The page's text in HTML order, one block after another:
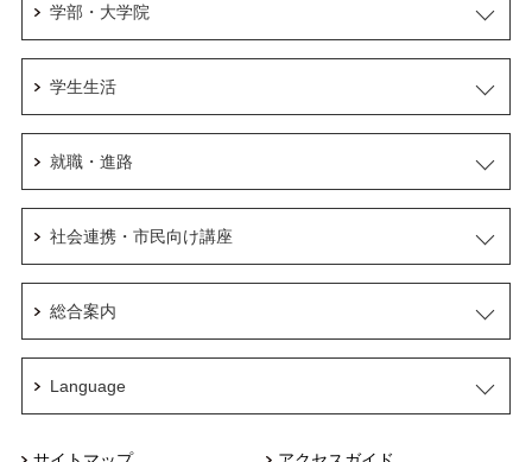
学部・大学院
学生生活
就職・進路
社会連携・市民向け講座
総合案内
Language